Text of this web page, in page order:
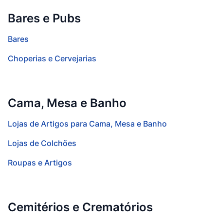
Bares e Pubs
Bares
Choperias e Cervejarias
Cama, Mesa e Banho
Lojas de Artigos para Cama, Mesa e Banho
Lojas de Colchões
Roupas e Artigos
Cemitérios e Crematórios